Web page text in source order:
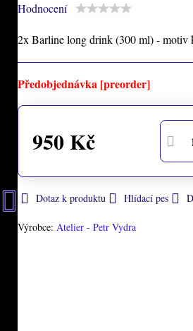
Hodnocení
2x Barline long drink (300 ml) - motiv
Předobjednávka [preorder]
950 Kč
Dotaz k produktu Hlídací pes
Výrobce: Atelier - Petr Vydra